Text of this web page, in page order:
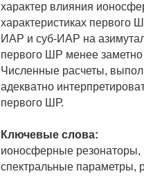
характер влияния
характеристиках первого
ИАР и суб-ИАР на
первого ШР менее заметно
Численные расчеты,
адекватно
первого ШР.
Ключевые слова:
ионосферные резонаторы,
спектральные параметры,